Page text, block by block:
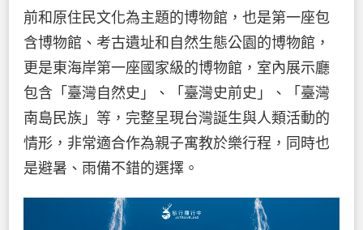
前和原住民文化為主題的博物館，也是第一座包
含博物館、考古遺址和自然生態公園的博物館，
更是東海岸第一座國家級的博物館，室內展示廳
包含「臺灣自然史」、「臺灣史前史」、「臺灣
南島民族」等，完整呈現台灣誕生與人類活動的
情形，非常適合作為親子寓教於樂行程，同時也
是避暑、雨備不錯的選擇。